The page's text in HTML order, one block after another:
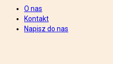
O nas
Kontakt
Napisz do nas